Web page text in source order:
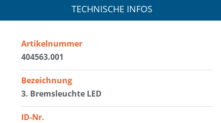
TECHNISCHE INFOS
Artikelnummer
404563.001
Bezeichnung
3. Bremsleuchte LED
ID-Nr.